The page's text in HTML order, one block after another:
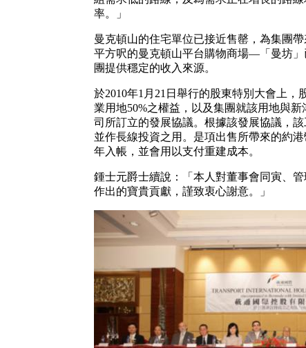
率。」
曼克頓山的住宅單位已接近售罄，為集團
平方呎的曼克頓山平台購物商場—「曼坊」
團提供穩定的收入來源。
於2010年1月21日舉行的股東特別大會上，
業用地50%之權益，以及集團就該用地與
司所訂立的發展協議。根據該發展協議，
並作長線投資之用。是項出售所帶來的約
年入帳，並會用以支付重建成本。
鍾士元爵士續說：「本人對董事會同寅、
作出的寶貴貢獻，謹致衷心謝意。」